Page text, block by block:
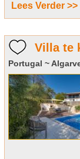
Lees Verder >>
Villa te
Portugal ~